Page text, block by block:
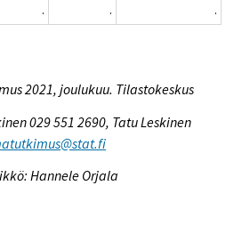
. . .
2021, joulukuu. Tilastokeskus
029 551 2690, Tatu Leskinen
Hannele Orjala